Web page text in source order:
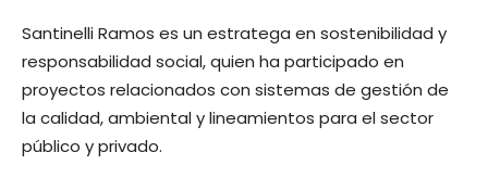
Santinelli Ramos es un estratega en sostenibilidad y
responsabilidad social, quien ha participado en
proyectos relacionados con sistemas de gestión de
la calidad, ambiental y lineamientos para el sector
público y privado.